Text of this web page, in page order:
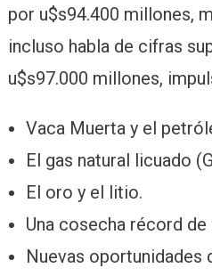
por u$s94.400 millones,
incluso habla de cifras
u$s97.000 millones,
Vaca Muerta y el
El gas natural licuado
El oro y el litio.
Una cosecha récord
Nuevas oportunidades